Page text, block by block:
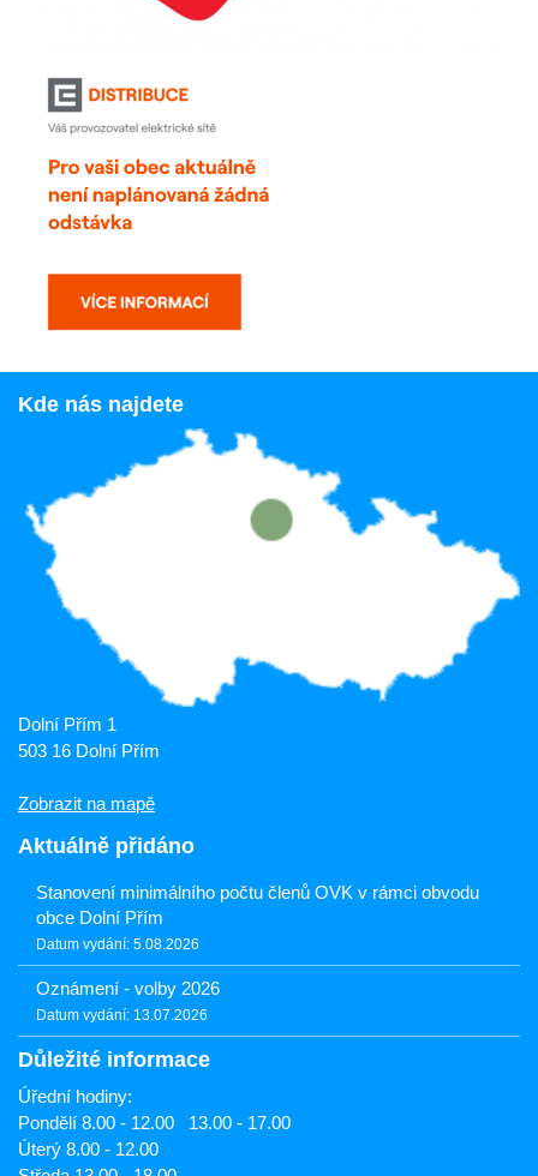
Kde nás najdete
Dolní Přím 1
503 16 Dolní Přím
Zobrazit na mapě
Aktuálně přidáno
Stanovení minimálního počtu členů OVK v rámci obvodu
obce Dolní Přím
Datum vydání: 5.08.2026
Oznámení - volby 2026
Datum vydání: 13.07.2026
Důležité informace
Úřední hodiny:
Pondělí 8.00 - 12.00 13.00 - 17.00
Úterý 8.00 - 12.00